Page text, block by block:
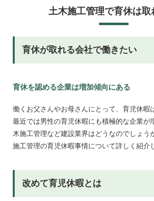
土木施工管理で育休は取
育休が取れる会社で働きたい
育休を認める企業は増加傾向にある
働くお父さんやお母さんにとって、育児休暇
最近では男性の育児休暇にも積極的な企業が
木施工管理など建設業界はどうなのでしょう
施工管理の育児休暇事情について詳しく紹介
改めて育児休暇とは